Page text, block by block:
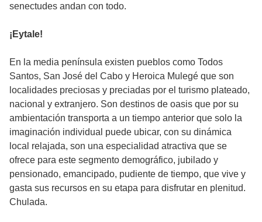
senectudes andan con todo.
¡Eytale!
En la media península existen pueblos como Todos
Santos, San José del Cabo y Heroica Mulegé que son
localidades preciosas y preciadas por el turismo plateado,
nacional y extranjero. Son destinos de oasis que por su
ambientación transporta a un tiempo anterior que solo la
imaginación individual puede ubicar, con su dinámica
local relajada, son una especialidad atractiva que se
ofrece para este segmento demográfico, jubilado y
pensionado, emancipado, pudiente de tiempo, que vive y
gasta sus recursos en su etapa para disfrutar en plenitud.
Chulada.